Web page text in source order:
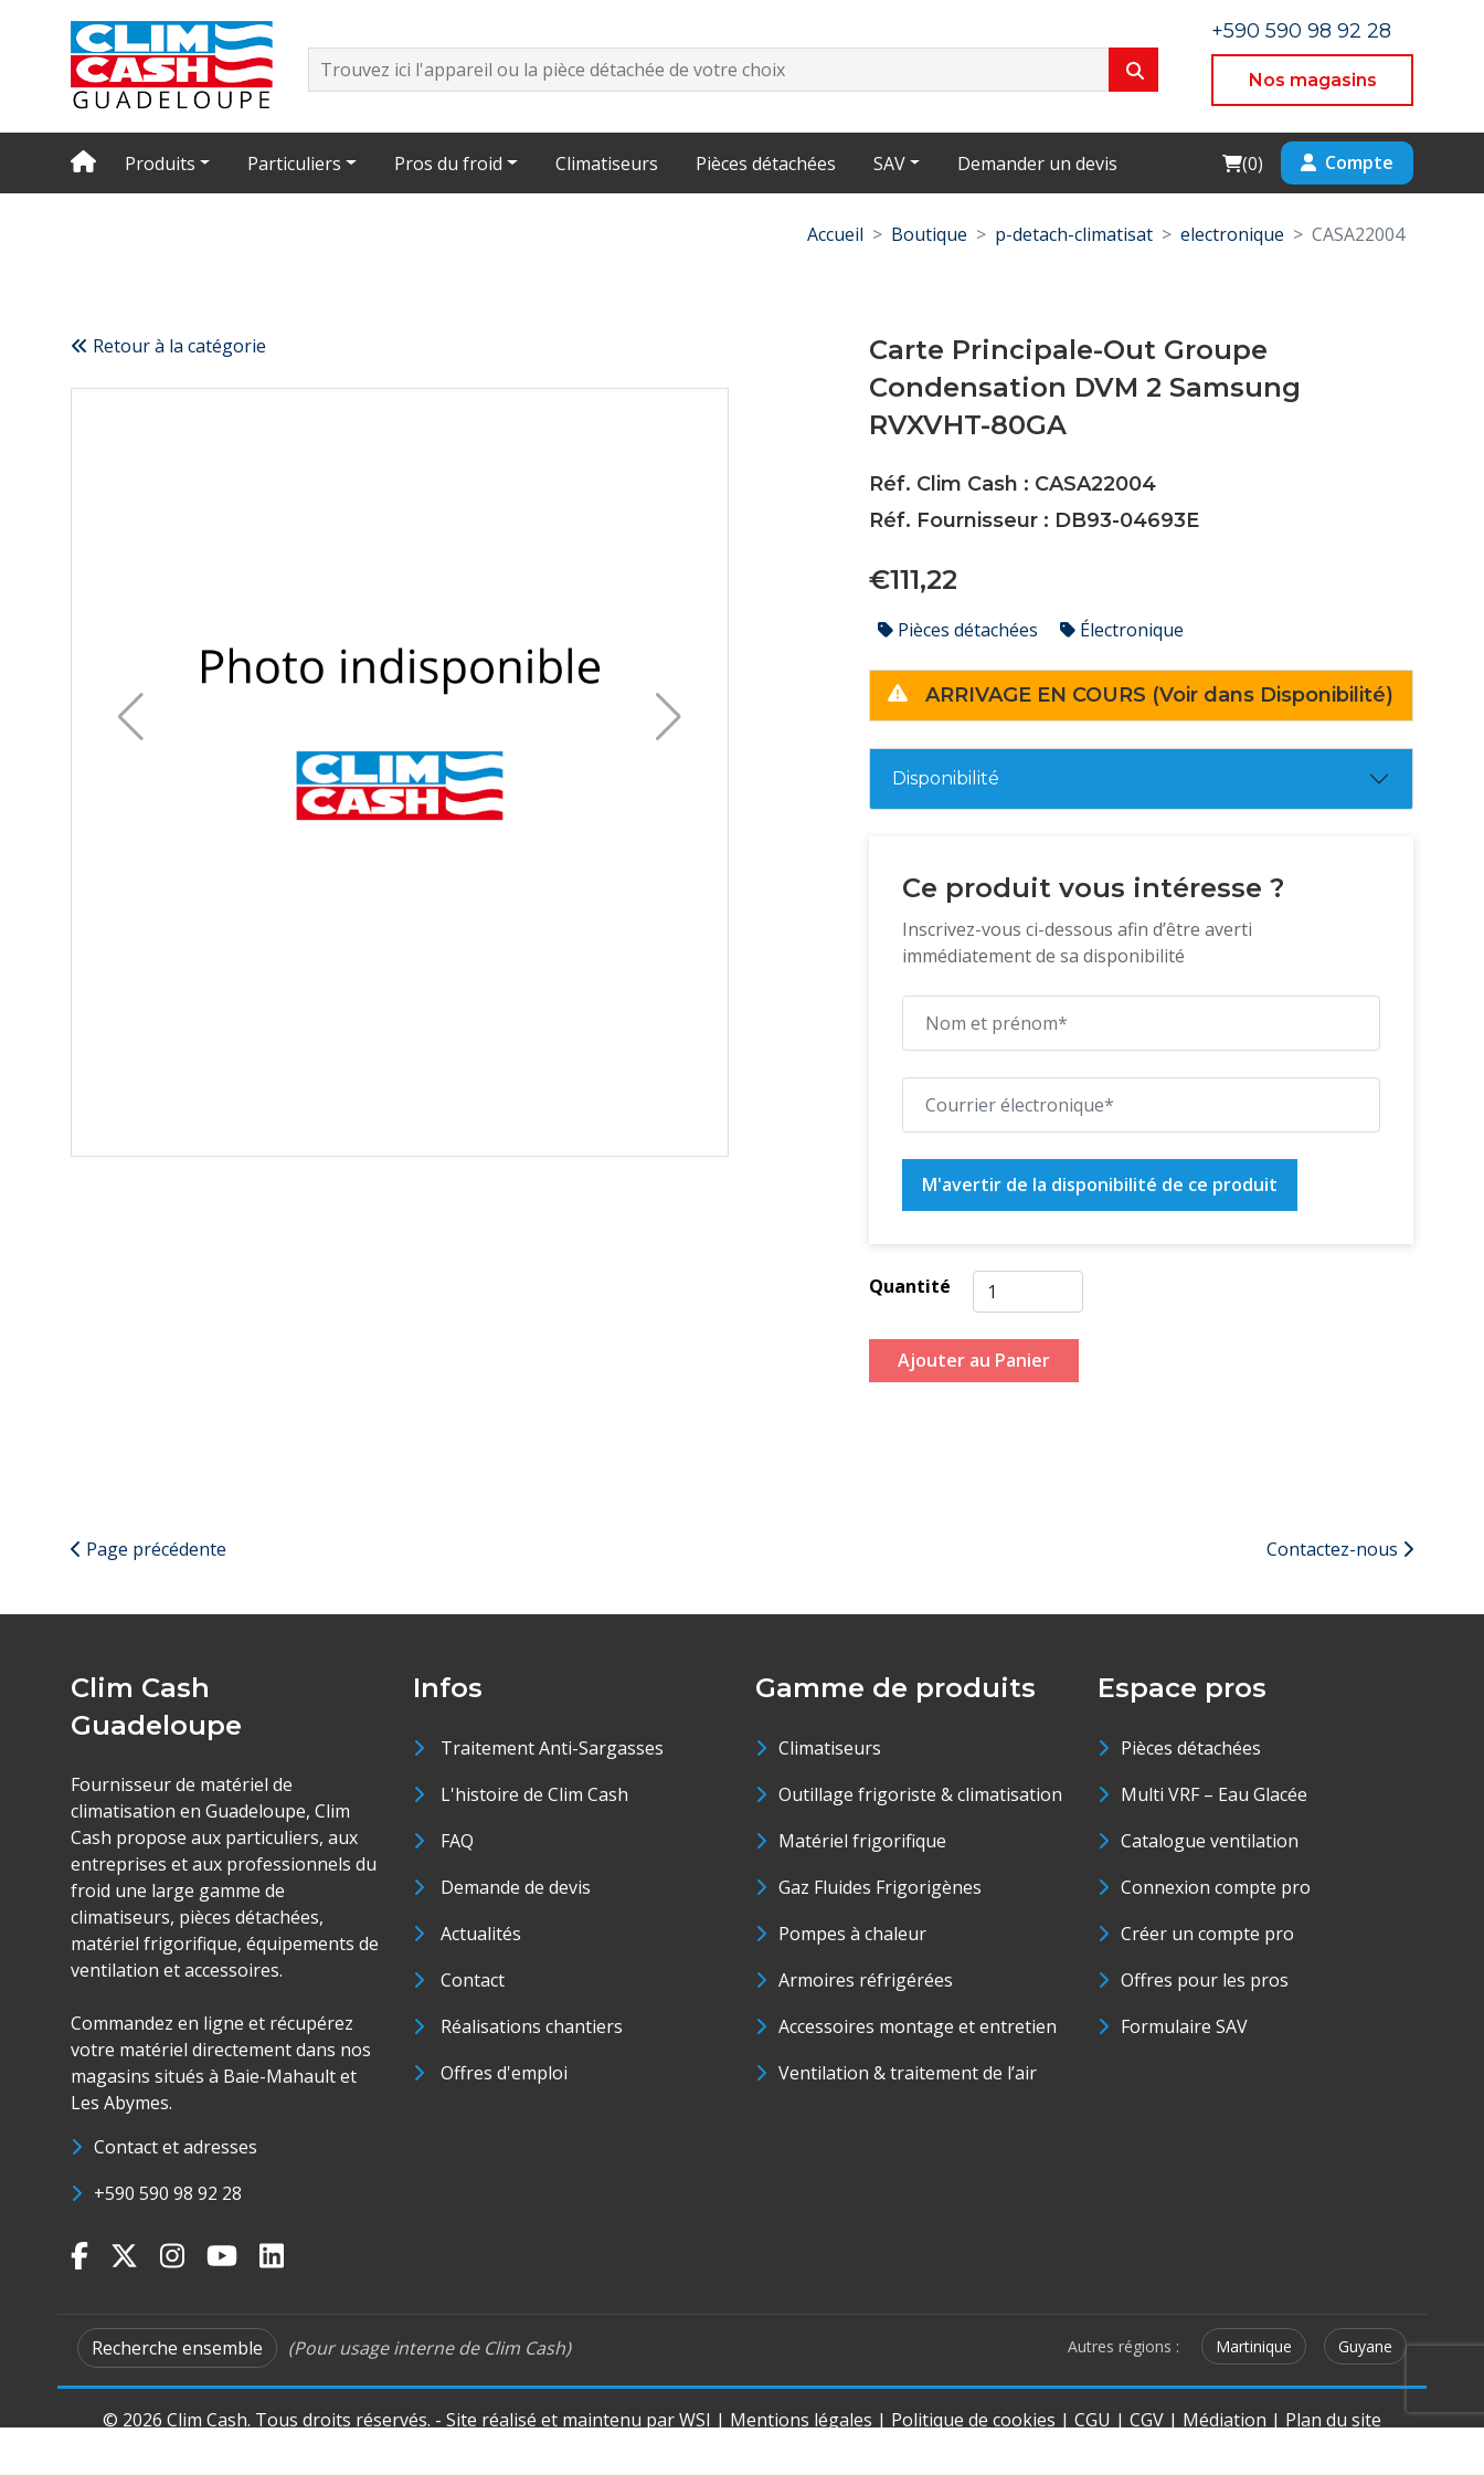
+590 590 98 92 28
Nos magasins
Produits Particuliers Pros du froid Climatiseurs Pièces détachées SAV Demander un devis Cart
(0) Compte
Accueil Boutique p-detach-climatisat electronique CASA22004
Retour à la catégorie
Carte Principale-Out Groupe
Condensation DVM 2 Samsung
RVXVHT-80GA
Réf. Clim Cash : CASA22004
Réf. Fournisseur : DB93-04693E
€111,22
Pièces détachées Électronique
ARRIVAGE EN COURS (Voir dans Disponibilité)
Disponibilité
Ce produit vous intéresse ?
Inscrivez-vous ci-dessous afin d’être averti
immédiatement de sa disponibilité
M'avertir de la disponibilité de ce produit
Quantité
Ajouter au Panier
Page précédente Contactez-nous
Clim Cash
Guadeloupe
Fournisseur de matériel de
climatisation en Guadeloupe, Clim
Cash propose aux particuliers, aux
entreprises et aux professionnels du
froid une large gamme de
climatiseurs, pièces détachées,
matériel frigorifique, équipements de
ventilation et accessoires.
Commandez en ligne et récupérez
votre matériel directement dans nos
magasins situés à Baie-Mahault et
Les Abymes.
Contact et adresses
+590 590 98 92 28
Infos
Traitement Anti-Sargasses
L'histoire de Clim Cash
FAQ
Demande de devis
Actualités
Contact
Réalisations chantiers
Offres d'emploi
Gamme de produits
Climatiseurs
Outillage frigoriste & climatisation
Matériel frigorifique
Gaz Fluides Frigorigènes
Pompes à chaleur
Armoires réfrigérées
Accessoires montage et entretien
Ventilation & traitement de l’air
Espace pros
Pièces détachées
Multi VRF – Eau Glacée
Catalogue ventilation
Connexion compte pro
Créer un compte pro
Offres pour les pros
Formulaire SAV
Recherche ensemble (Pour usage interne de Clim Cash) Autres régions : Martinique Guyane
© 2026 Clim Cash. Tous droits réservés. - Site réalisé et maintenu parWSI | Mentions légales | Politique de cookies | CGU | CGV | Médiation | Plan du site